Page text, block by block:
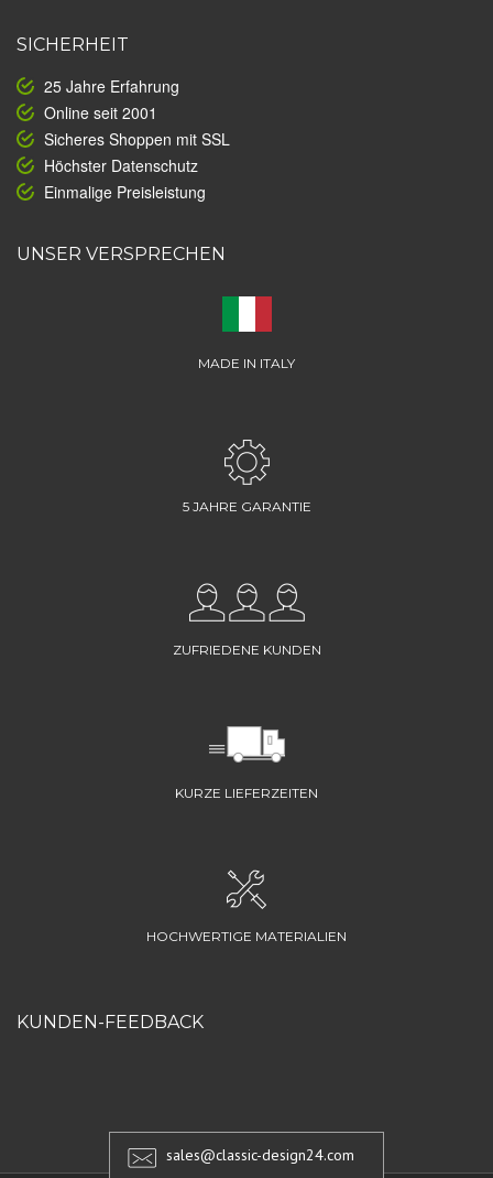
SICHERHEIT
25 Jahre Erfahrung
Online seit 2001
Sicheres Shoppen mit SSL
Höchster Datenschutz
Einmalige Preisleistung
UNSER VERSPRECHEN
MADE IN ITALY
5 JAHRE GARANTIE
ZUFRIEDENE KUNDEN
KURZE LIEFERZEITEN
HOCHWERTIGE MATERIALIEN
KUNDEN-FEEDBACK
sales@classic-design24.com